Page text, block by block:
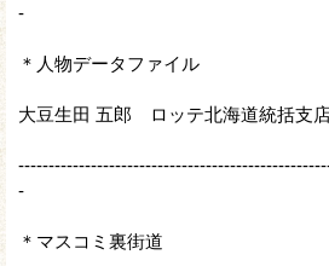
-
＊人物データファイル
大豆生田 五郎 ロッテ北海道統括支
-
＊マスコミ裏街道